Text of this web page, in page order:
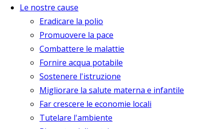
Le nostre cause
Eradicare la polio
Promuovere la pace
Combattere le malattie
Fornire acqua potabile
Sostenere l'istruzione
Migliorare la salute materna e infantile
Far crescere le economie locali
Tutelare l'ambiente